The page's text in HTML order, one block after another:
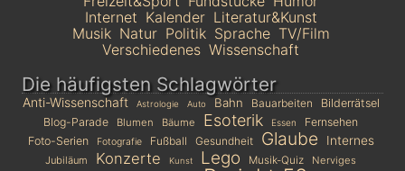
Internet Kalender Literatur&Kunst
Musik Natur Politik Sprache TV/Film
Verschiedenes Wissenschaft
Die häufigsten Schlagwörter
Anti-Wissenschaft Astrologie Auto Bahn Bauarbeiten
Bilderrätsel
Blog-Parade
Blumen Bäume Esoterik Essen
Fernsehen
Foto-Serien
Fotografie Fußball Gesundheit Glaube Internes
Jubiläum Konzerte Kunst Lego Musik-Quiz Nerviges